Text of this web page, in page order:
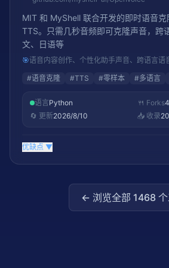
MIT 和 MyShell 联合开发的即时语音
TTS。只需几秒音频即可克隆声音，跨
文、日语等
🎯语音内容创作、个性化助手声音、跨语言语
#语音克隆 #TTS #零样本 #多语言
语言Python 🍴 Forks
🔄 更新2026/8/10 📥 收录
优缺点 ▼
← 浏览全部 1468